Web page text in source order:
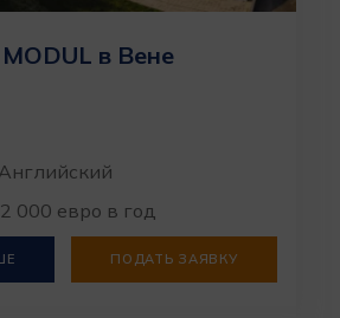
в Вене
000 евро в год
ПОДАТЬ ЗАЯВКУ